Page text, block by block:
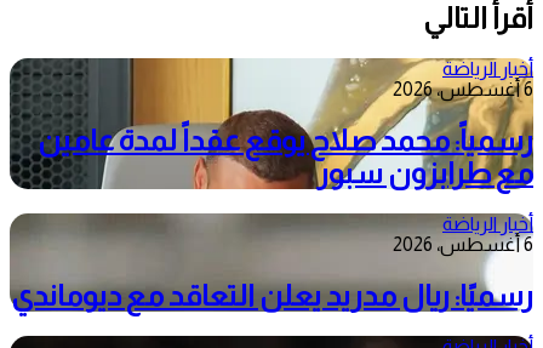
أقرأ التالي
أخبار الرياضة
6 أغسطس، 2026
رسمياً: محمد صلاح يوقع عقداً لمدة عامين
مع طرابزون سبور
أخبار الرياضة
6 أغسطس، 2026
رسميًا: ريال مدريد يعلن التعاقد مع ديوماندي